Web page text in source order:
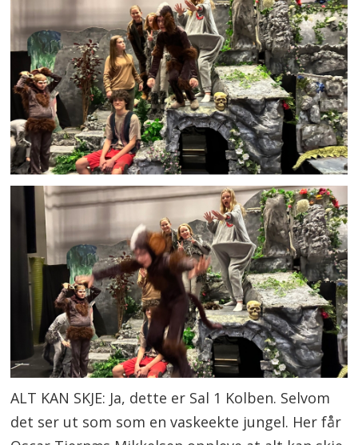
ALT KAN SKJE: Ja, dette er Sal 1 Kolben. Selvom
det ser ut som som en vaskeekte jungel. Her får